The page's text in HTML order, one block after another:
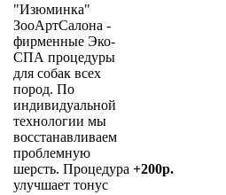
"Изюминка"
ЗооАртСалона -
фирменные Эко-
СПА процедуры
для собак всех
пород. По
индивидуальной
технологии мы
восстанавливаем
проблемную
шерсть. Процедура
улучшает тонус
+200р.